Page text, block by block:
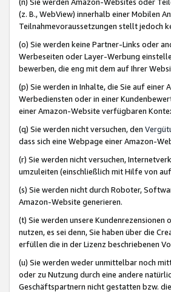
(z. B., WebView) innerhalb einer Mobilen
Teilnahmevoraussetzungen stellt jedoch
(o) Sie werden keine Partner-Links oder
Werbeseiten oder Layer-Werbung
bewerben, die eng mit dem auf Ihrer
(p) Sie werden in Inhalte, die Sie auf
Werbediensten oder in einer
einer Amazon-Website verfügbaren
(q) Sie werden nicht versuchen, den
dass sich eine Webpage einer Amazon-
(r) Sie werden nicht versuchen,
umzuleiten (einschließlich mit Hilfe von
(s) Sie werden nicht durch Roboter,
Amazon-Website generieren.
(t) Sie werden unsere
nutzen, es sei denn, Sie haben über die
erfüllen die in der Lizenz beschriebenen
(u) Sie werden weder unmittelbar noch
oder zu Nutzung durch eine andere
Geschäftspartnern nicht gestatten bzw.